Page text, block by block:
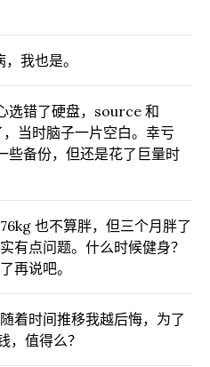
我也是。
选错了硬盘，source 和
当时脑子一片空白。幸亏
些备份，但还是花了巨量时
也不算胖，但三个月胖了
有点问题。什么时候健身？
再说吧。
着时间推移我越后悔，为了
，值得么？